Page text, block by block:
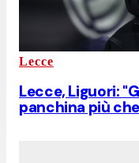
Lecce
Lecce, Liguori:
panchina più